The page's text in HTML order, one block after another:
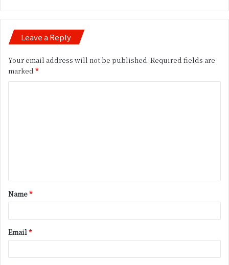
Leave a Reply
Your email address will not be published. Required fields are
marked *
t
*
Name*
Email*